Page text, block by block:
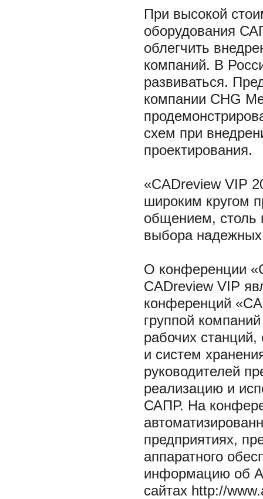
При высокой
оборудования
облегчить
компаний. В
развиваться.
компании CHG
схем при
проектирования.
«CADreview VIP
широким кругом
общением, столь
выбора надежных
О конференции
CADreview VIP
конференций
группой
рабочих
и систем
руководителей
реализацию и
САПР. На
предприятиях,
аппаратного
информацию об
сайтах http://